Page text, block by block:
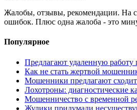
Жалобы, отзывы, рекомендации. На
ошибок. Плюс одна жалоба - это
Популярное
Предлагают удаленную работу
Как не стать жертвой
Мошенники предлагают
Лохотроны: диагностические
Мошенничество с временной
Жулики придумали